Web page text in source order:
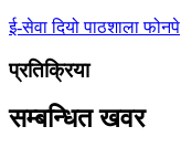
ई-सेवादियो पाठशालाफोनपे
प्रतिक्रिया
सम्बन्धित खवर